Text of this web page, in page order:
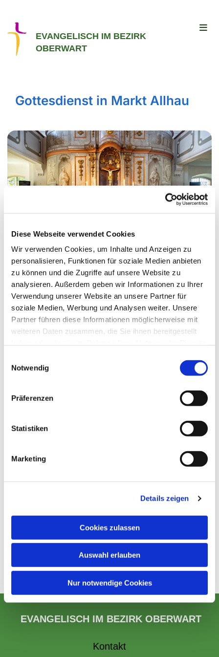
Diese Webseite verwendet Cookies
Wir verwenden Cookies, um Inhalte und Anzeigen zu
personalisieren, Funktionen für soziale Medien anbieten
zu können und die Zugriffe auf unsere Website zu
analysieren. Außerdem geben wir Informationen zu Ihrer
Verwendung unserer Website an unsere Partner für
soziale Medien, Werbung und Analysen weiter. Unsere
Partner führen diese Informationen möglicherweise mit
weiteren Daten zusammen, die Sie ihnen bereitgestellt
Notwendig
Präferenzen
Statistiken
Marketing
Details zeigen
Cookies zulassen
Auswahl erlauben
Nur notwendige Cookies
EVANGELISCH IM BEZIRK
OBERWART
Gottesdienst in Markt Allhau
Sonntag, 9. Mai 2027, 09:30 Uhr
Kirche Markt Allhau, Kirchengasse
3, 7411 Markt Allhau
EVANGELISCH IM BEZIRK OBERWART
Kontakt